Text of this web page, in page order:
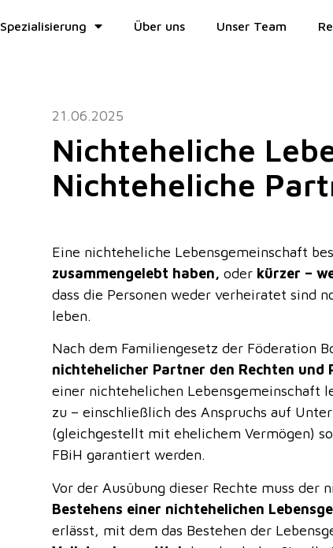
Spezialisierung Über uns Unser Team
21.06.2025
Nichteheliche
Nichteheliche
Eine nichteheliche Lebensgemeinschaft
zusammengelebt haben, oder kürzer –
dass die Personen weder verheiratet sind
leben.
Nach dem Familiengesetz der Föderation
nichtehelicher Partner den Rechten
einer nichtehelichen Lebensgemeinschaft
zu – einschließlich des Anspruchs auf
(gleichgestellt mit ehelichem Vermögen)
FBiH garantiert werden.
Vor der Ausübung dieser Rechte muss der
Bestehens einer nichtehelichen
erlässt, mit dem das Bestehen der